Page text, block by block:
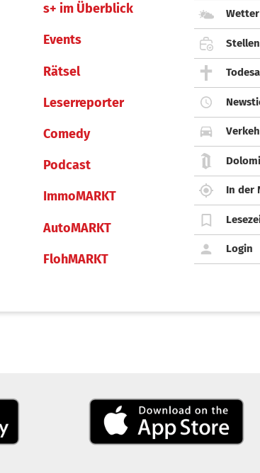
s+ im Überblick
Events
Rätsel
Leserreporter
Comedy
Podcast
ImmoMARKT
AutoMARKT
FlohMARKT
Wetter
In der
Login